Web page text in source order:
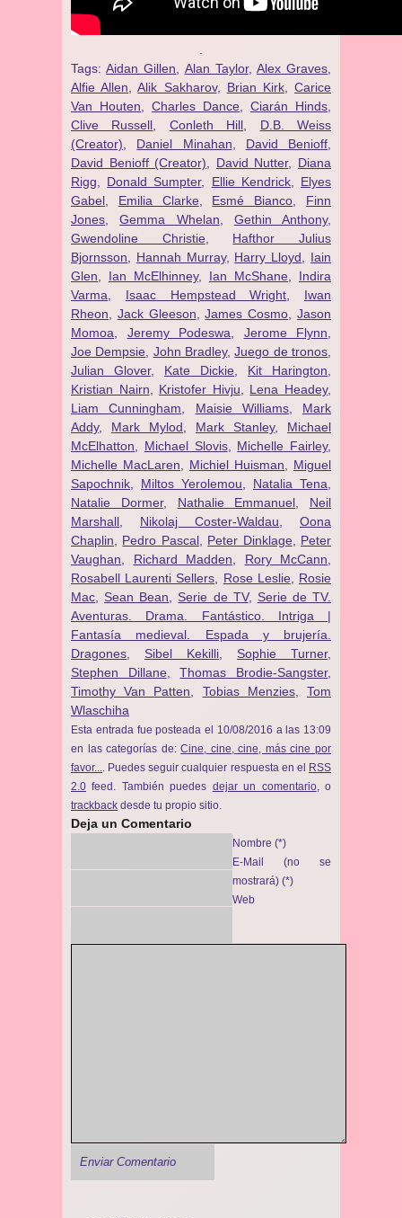
Tags:Aidan Gillen Alan Taylor, Alex Graves
Alfie Allen ,Alik Sakharov, Brian Kirk,Carice
Van Houten
Charles Dance Ciarán Hinds
Clive Russell
Conleth Hill
D.B. Weiss
(Creator)
Daniel Minahan David Benioff
David Benioff (Creator)
David Nutter, Diana
Rigg
Donald Sumpter, Ellie Kendrick, Elyes
Gabel
Emilia Clarke Esmé Bianco
Finn
Jones ,Gemma Whelan Gethin Anthony,
Gwendoline Christie, Hafthor Julius
Bjornsson
Hannah Murray, Harry Lloyd
Iain
Glen
Ian McElhinney, Ian McShane
Indira
Varma
Isaac Hempstead Wright
Iwan
Rheon
Jack Gleeson ,James Cosmo ,Jason
Momoa
Jeremy Podeswa Jerome Flynn
Joe Dempsie
John Bradley,Juego de tronos
Julian Glover, Kate Dickie Kit Harington
Kristian Nairn
Kristofer Hivju Lena Headey,
Liam Cunningham
Maisie Williams, Mark
Addy, Mark Mylod Mark Stanley, Michael
McElhatton
Michael Slovis, Michelle Fairley,
Michelle MacLaren
Michiel Huisman
Miguel
Sapochnik
Miltos Yerolemou Natalia Tena
Natalie Dormer, Nathalie Emmanuel
Neil
Marshall
Nikolaj Coster-Waldau
Oona
Chaplin
Pedro Pascal, Peter Dinklage
Peter
Vaughan
Richard Madden Rory McCann
Rosabell Laurenti Sellers
Rose Leslie
Rosie
Mac
Sean Bean Serie de TV, Serie de TV.
Aventuras. Drama. Fantástico. Intriga |
Fantasía medieval. Espada y brujería.
Dragones
Sibel Kekilli Sophie Turner,
Stephen Dillane ,Thomas Brodie-Sangster,
Timothy Van Patten
Tobias Menzies,Tom
Wlaschiha
Esta entrada fue posteada el 10/08/2016 a las 13:09
en las categorías de:Cine, cine, cine, más cine por
favor...
. Puedes seguir cualquier respuesta en el RSS
2.0 feed. También puedes dejar un comentario, o
trackback desde tu propio sitio.
Deja un Comentario
Nombre (*)
E-Mail (no se
mostrará) (*)
Web